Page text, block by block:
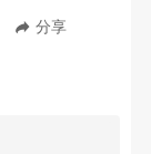
分享